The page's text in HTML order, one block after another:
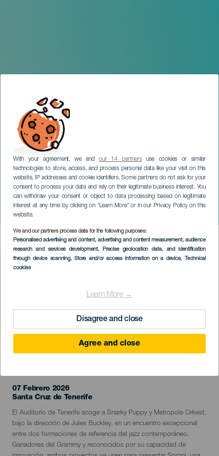
With your agreement, we andour 14 partnersuse cookies or similar
technologies to store, access, and process personal data like your visit on this
website, IP addresses and cookie identifiers. Some partners do not ask for your
consent to process your data and rely on their legitimate business interest. You
can withdraw your consent or object to data processing based on legitimate
interest at any time by clicking on “Learn More” or in our Privacy Policy on this
website.
We and our partners process data for the following purposes:
Personalised advertising and content, advertising and content measurement, audience
research and services development, Precise geolocation data, and identification
through device scanning, Store and/or access information on a device, Technical
cookies
Learn More →
Disagree and close
Agree and close
Snarky Puppy & Metropole
Orkest
TENERIFE
Imagen
Listado
07 Febrero 2026
Localidad
Santa Cruz de Tenerife
Descripción
del
evento
El Auditorio de Tenerife acoge a Snarky Puppy y Metropole Orkest,
bajo la dirección de Jules Buckley, en un encuentro excepcional
entre dos formaciones de referencia del jazz contemporáneo.
Ganadores del Grammy y reconocidos por su capacidad de